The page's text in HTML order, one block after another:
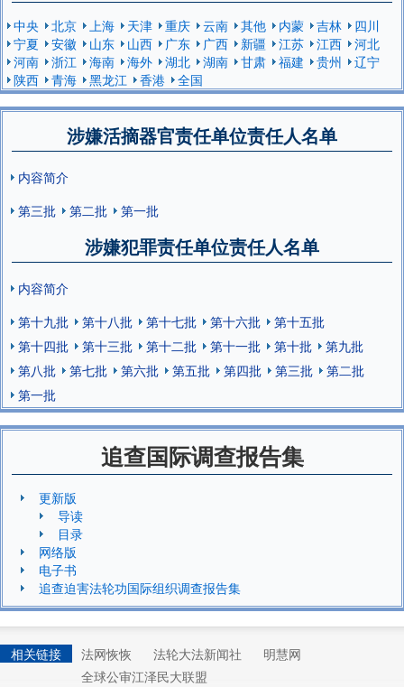
中央 北京 上海 天津 重庆 云南 其他 内蒙 吉林
四川
宁夏
安徽 山东 山西 广东 广西 新疆 江苏 江西
河北
河南
浙江 海南 海外 湖北 湖南 甘肃 福建 贵州
辽宁
陕西
青海 黑龙江 香港 全国
涉嫌活摘器官责任单位责任人名单
内容简介
第三批
第二批 第一批
涉嫌犯罪责任单位责任人名单
内容简介
第十九批
第十八批 第十七批 第十六批
第十五批
第十四批
第十三批 第十二批 第十一批 第十批
第九批
第八批
第七批 第六批 第五批 第四批 第三批
第二批
第一批
追查国际调查报告集
更新版
导读
目录
网络版
电子书
追查迫害法轮功国际组织调查报告集
相关链接 法网恢恢 法轮大法新闻社
明慧网
全球公审江泽民大联盟